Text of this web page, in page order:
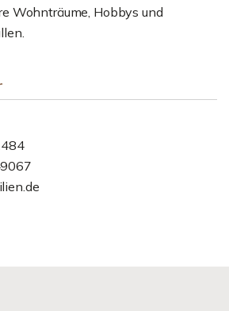
Wohnträume, Hobbys und